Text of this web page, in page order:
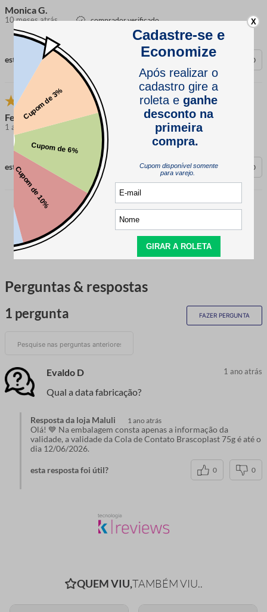
Monica G.
10 meses atrás comprador verificado
esta avaliação foi útil? 0 0
Fernando
1 ano atrás comprador verificado
esta avaliação foi útil? 0 0
CARREGAR MAIS
Perguntas & respostas
1 pergunta FAZER PERGUNTA
Evaldo D 1 ano atrás
Qual a data fabricação?
Resposta da loja Maluli 1 ano atrás
Olá! 💙 Na embalagem consta apenas a informação da
validade, a validade da Cola de Contato Brascoplast 75g é até o
dia 12/06/2026.
esta resposta foi útil? 0 0
QUEM VIU,TAMBÉM VIU..
X